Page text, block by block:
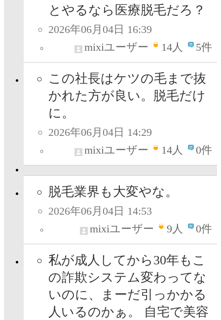
とやるなら医療脱毛だろ？
2026年06月04日 16:39
mixiユーザー
14人 5件
この社長はケツの毛まで抜
かれた方が良い。脱毛だけ
に。
2026年06月04日 14:29
mixiユーザー
14人 0件
脱毛業界も大変やな。
2026年06月04日 14:53
mixiユーザー
9人 0件
私が成人してから30年もこ
の詐欺システム変わってな
いのに、まーだ引っかかる
人いるのかぁ。 自宅で美容